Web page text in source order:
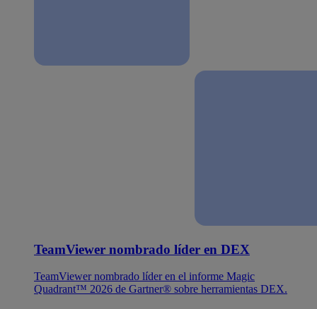
TeamViewer nombrado líder en DEX
TeamViewer nombrado líder en el informe Magic
Quadrant™ 2026 de Gartner® sobre herramientas DEX.